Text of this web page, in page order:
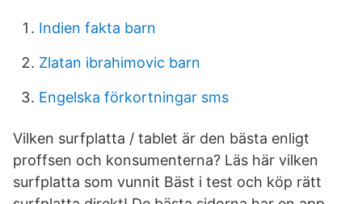
Indien fakta barn
Zlatan ibrahimovic barn
Engelska förkortningar sms
Vilken surfplatta / tablet är den bästa enligt
proffsen och konsumenterna? Läs här vilken
surfplatta som vunnit Bäst i test och köp rätt